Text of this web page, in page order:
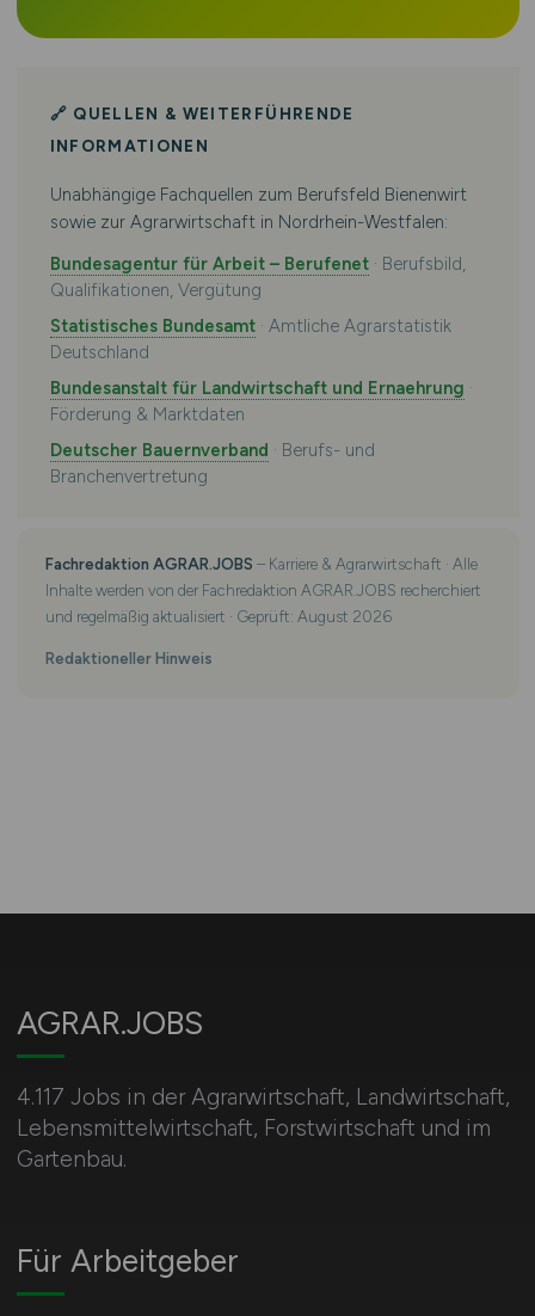
🔗 QUELLEN & WEITERFÜHRENDE
INFORMATIONEN
Unabhängige Fachquellen zum Berufsfeld Bienenwirt
sowie zur Agrarwirtschaft in Nordrhein-Westfalen:
Bundesagentur für Arbeit – Berufenet· Berufsbild,
Qualifikationen, Vergütung
Statistisches Bundesamt· Amtliche Agrarstatistik
Deutschland
Bundesanstalt für Landwirtschaft und Ernaehrung ·
Förderung & Marktdaten
Deutscher Bauernverband · Berufs- und
Branchenvertretung
Fachredaktion AGRAR.JOBS – Karriere & Agrarwirtschaft · Alle
Inhalte werden von der Fachredaktion AGRAR.JOBS recherchiert
und regelmäßig aktualisiert · Geprüft: August 2026
Redaktioneller Hinweis
AGRAR.JOBS
4.117 Jobs in der Agrarwirtschaft, Landwirtschaft,
Lebensmittelwirtschaft, Forstwirtschaft und im
Gartenbau.
Für Arbeitgeber